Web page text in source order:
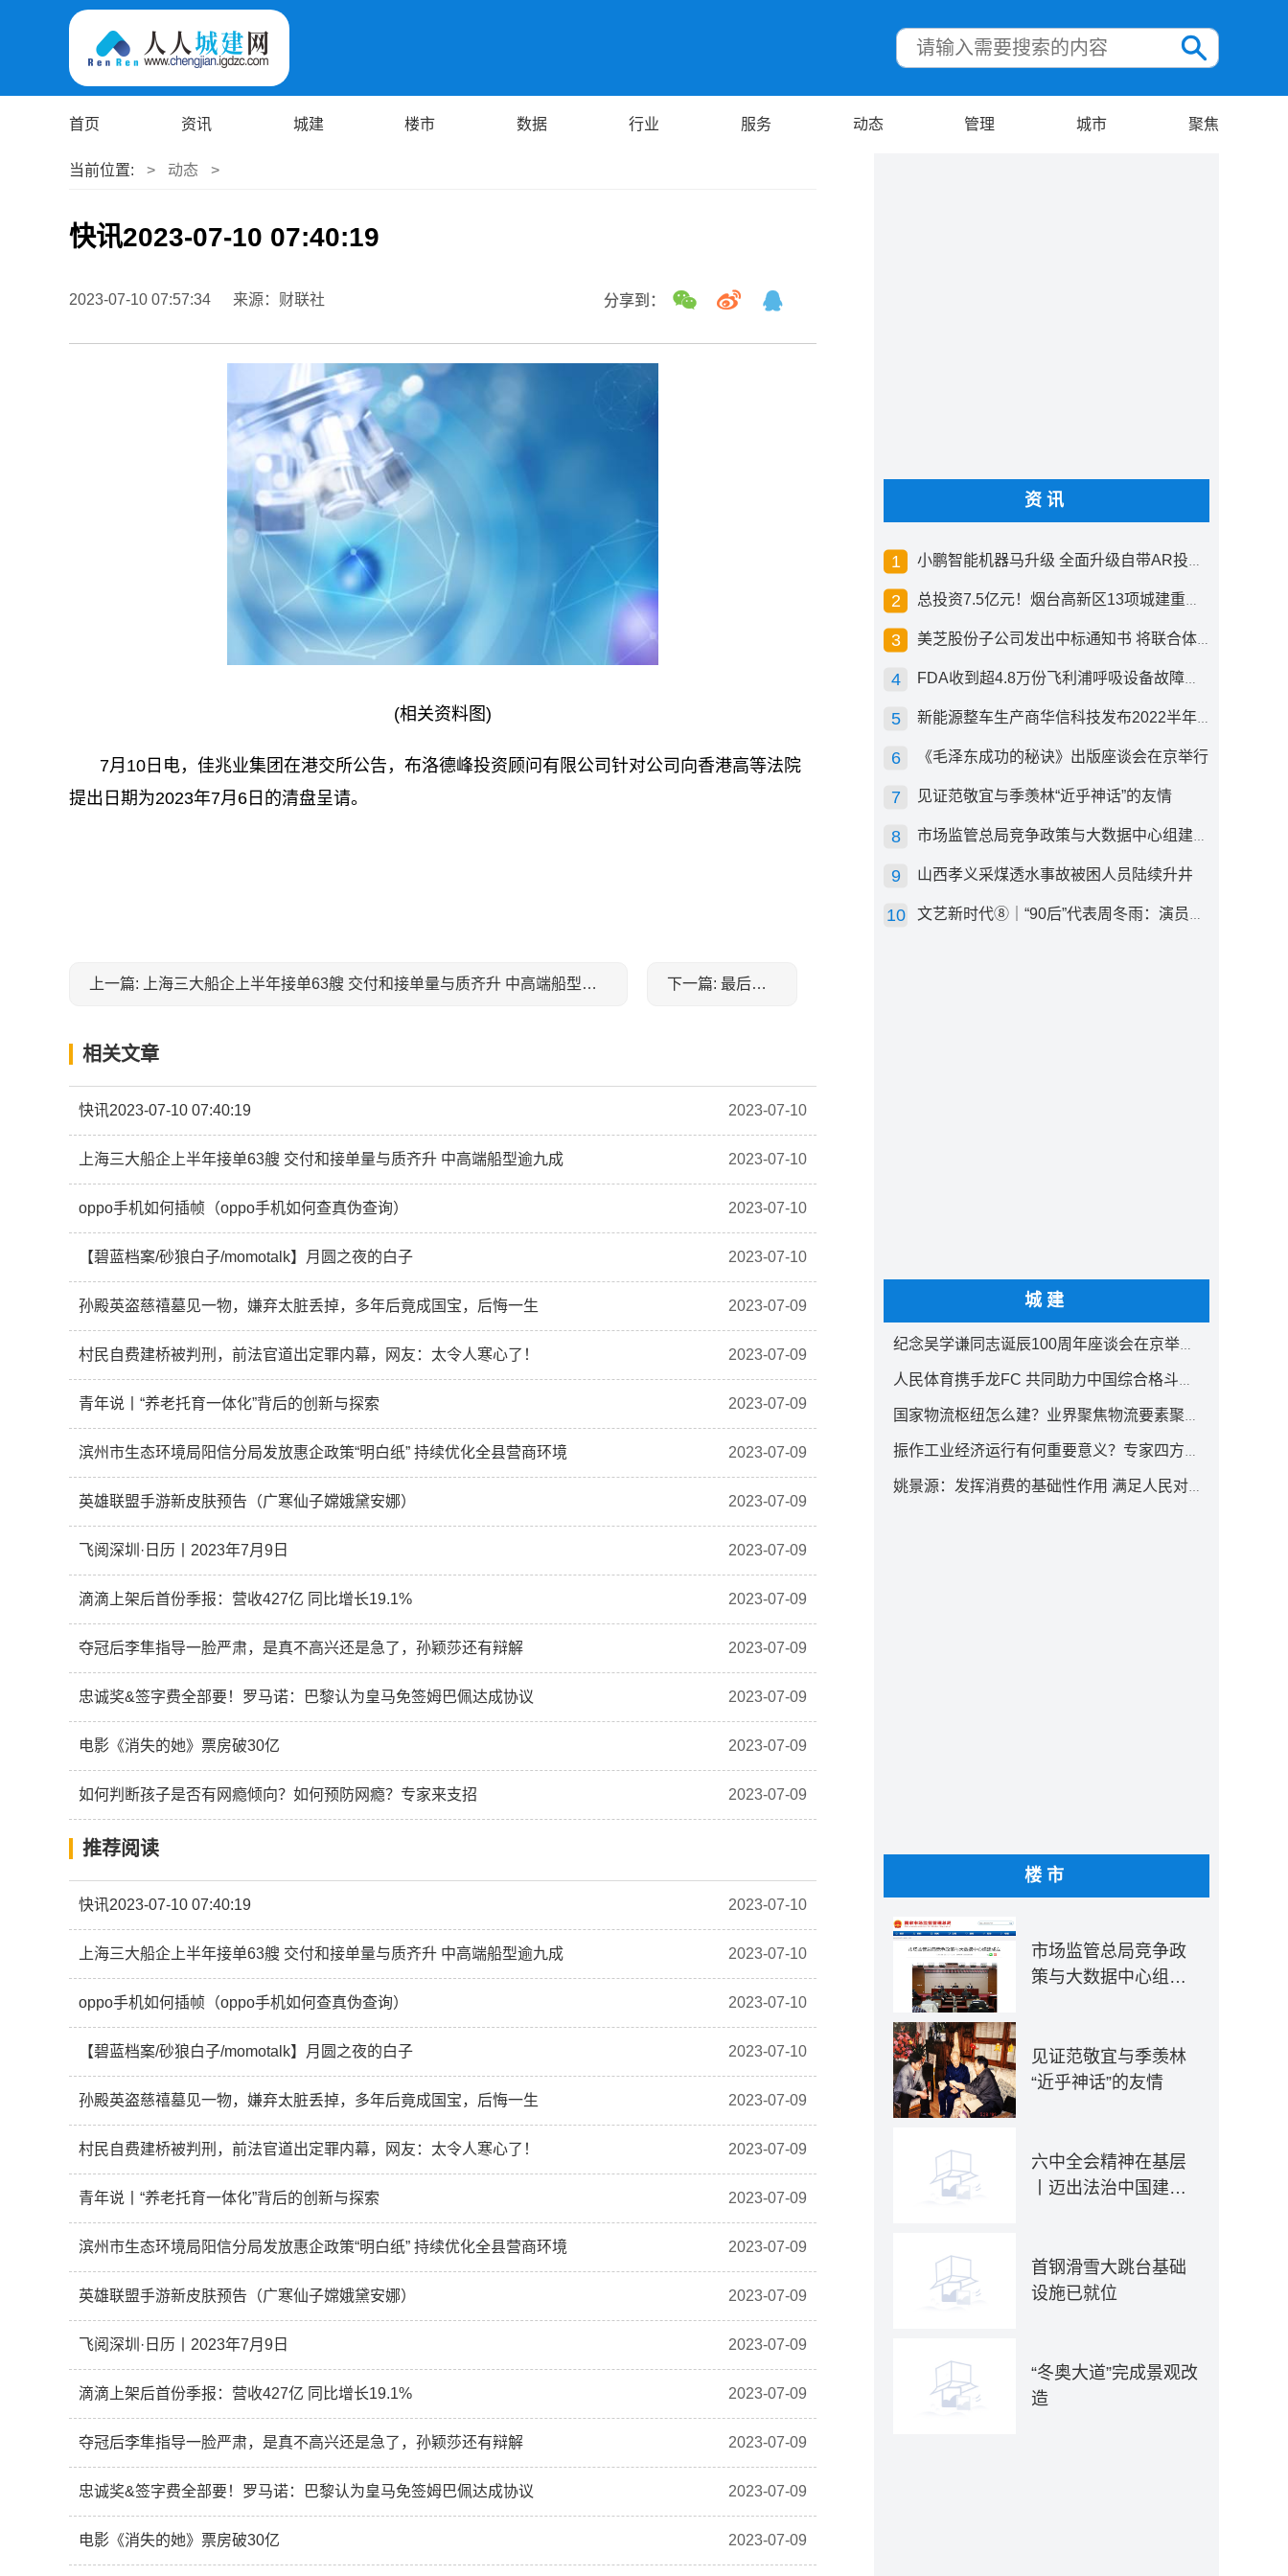
首页 资讯 城建 楼市 数据 行业 服务 动态 管理 城市 聚焦
当前位置: > 动态 >
快讯2023-07-10 07:40:19
2023-07-10 07:57:34 来源：财联社 分享到：
(相关资料图)
7月10日电，佳兆业集团在港交所公告，布洛德峰投资顾问有限公司针对公司向香港高等法院
提出日期为2023年7月6日的清盘呈请。
上一篇: 上海三大船企上半年接单63艘 交付和接单量与质齐升 中高端船型逾九成 下一篇: 最后一页
相关文章
快讯2023-07-10 07:40:19 2023-07-10
上海三大船企上半年接单63艘 交付和接单量与质齐升 中高端船型逾九成 2023-07-10
oppo手机如何插帧（oppo手机如何查真伪查询） 2023-07-10
【碧蓝档案/砂狼白子/momotalk】月圆之夜的白子 2023-07-10
孙殿英盗慈禧墓见一物，嫌弃太脏丢掉，多年后竟成国宝，后悔一生 2023-07-09
村民自费建桥被判刑，前法官道出定罪内幕，网友：太令人寒心了！ 2023-07-09
青年说丨“养老托育一体化”背后的创新与探索 2023-07-09
滨州市生态环境局阳信分局发放惠企政策“明白纸” 持续优化全县营商环境 2023-07-09
英雄联盟手游新皮肤预告（广寒仙子嫦娥黛安娜） 2023-07-09
飞阅深圳·日历丨2023年7月9日 2023-07-09
滴滴上架后首份季报：营收427亿 同比增长19.1% 2023-07-09
夺冠后李隼指导一脸严肃，是真不高兴还是急了，孙颖莎还有辩解 2023-07-09
忠诚奖&签字费全部要！罗马诺：巴黎认为皇马免签姆巴佩达成协议 2023-07-09
电影《消失的她》票房破30亿 2023-07-09
如何判断孩子是否有网瘾倾向？如何预防网瘾？专家来支招 2023-07-09
推荐阅读
快讯2023-07-10 07:40:19 2023-07-10
上海三大船企上半年接单63艘 交付和接单量与质齐升 中高端船型逾九成 2023-07-10
oppo手机如何插帧（oppo手机如何查真伪查询） 2023-07-10
【碧蓝档案/砂狼白子/momotalk】月圆之夜的白子 2023-07-10
孙殿英盗慈禧墓见一物，嫌弃太脏丢掉，多年后竟成国宝，后悔一生 2023-07-09
村民自费建桥被判刑，前法官道出定罪内幕，网友：太令人寒心了！ 2023-07-09
青年说丨“养老托育一体化”背后的创新与探索 2023-07-09
滨州市生态环境局阳信分局发放惠企政策“明白纸” 持续优化全县营商环境 2023-07-09
英雄联盟手游新皮肤预告（广寒仙子嫦娥黛安娜） 2023-07-09
飞阅深圳·日历丨2023年7月9日 2023-07-09
滴滴上架后首份季报：营收427亿 同比增长19.1% 2023-07-09
夺冠后李隼指导一脸严肃，是真不高兴还是急了，孙颖莎还有辩解 2023-07-09
忠诚奖&签字费全部要！罗马诺：巴黎认为皇马免签姆巴佩达成协议 2023-07-09
电影《消失的她》票房破30亿 2023-07-09
资讯
小鹏智能机器马升级 全面升级自带AR投影创新交互方式
总投资7.5亿元！烟台高新区13项城建重点工程开工
美芝股份子公司发出中标通知书 将联合体中标1.36亿元总承包项目
FDA收到超4.8万份飞利浦呼吸设备故障报告 其中44份死亡案例
新能源整车生产商华信科技发布2022半年度报告 同比下滑2.92%
《毛泽东成功的秘诀》出版座谈会在京举行
见证范敬宜与季羡林“近乎神话”的友情
市场监管总局竞争政策与大数据中心组建成立
山西孝义采煤透水事故被困人员陆续升井
文艺新时代⑧｜“90后”代表周冬雨：演员心里有底，得靠体验生活
城建
纪念吴学谦同志诞辰100周年座谈会在京举行 汪洋出席
人民体育携手龙FC 共同助力中国综合格斗事业发展
国家物流枢纽怎么建？业界聚焦物流要素聚集方式创新
振作工业经济运行有何重要意义？专家四方面权威解读
姚景源：发挥消费的基础性作用 满足人民对美好生活向往
楼市
市场监管总局竞争政
策与大数据中心组建
见证范敬宜与季羡林
“近乎神话”的友情
六中全会精神在基层
丨迈出法治中国建设
推动全面依法治国新
实践
首钢滑雪大跳台基础
设施已就位
“冬奥大道”完成景观改
造